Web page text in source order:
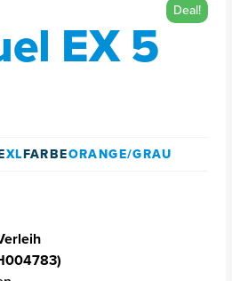
Deal!
EX 5
XLFARBEORANGE/GRAU